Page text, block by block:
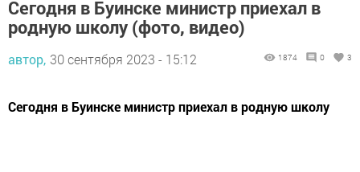
Сегодня в Буинске министр приехал в
родную школу (фото, видео)
автор, 30 сентября 2023 - 15:12 1874 0 3
Сегодня в Буинске министр приехал в родную школу